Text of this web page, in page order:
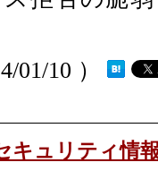
01/10 ）
キュリティ情